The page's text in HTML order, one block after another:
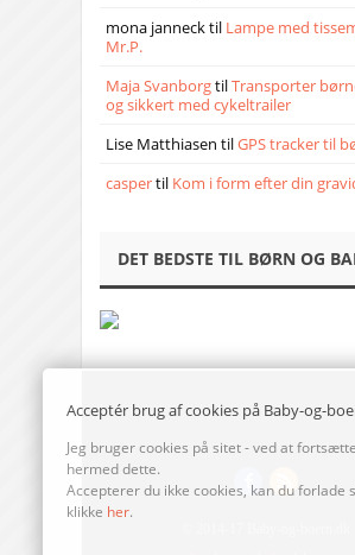
mona jannecktil Lampe med
Mr.P.
Maja SvanborgtilTransporter
og sikkert med cykeltrailer
Lise Matthiasen tilGPS tracker til
caspertil Kom i form efter din
DET BEDSTE TIL BØRN OG
Acceptér brug af cookies på Baby-og-
Jeg bruger cookies på sitet - ved at
hermed dette.
Accepterer du ikke cookies, kan du forlade
klikke her.